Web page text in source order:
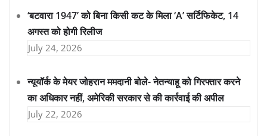
‘बटवारा 1947’ को बिना किसी कट के मिला ‘A’ सर्टिफिकेट, 14
अगस्त को होगी रिलीज
July 24, 2026
न्यूयॉर्क के मेयर जोहरान ममदानी बोले- नेतन्याहू को गिरफ्तार करने
का अधिकार नहीं, अमेरिकी सरकार से की कार्रवाई की अपील
July 22, 2026